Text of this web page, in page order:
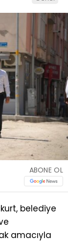
ABONE OL
belediye
amacıyla